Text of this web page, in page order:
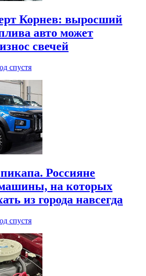
Корнев: выросший
авто может
свечей
спустя
Россияне
на которых
из города навсегда
спустя